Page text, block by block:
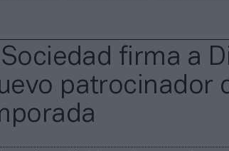
Sociedad firma a
patrocinador